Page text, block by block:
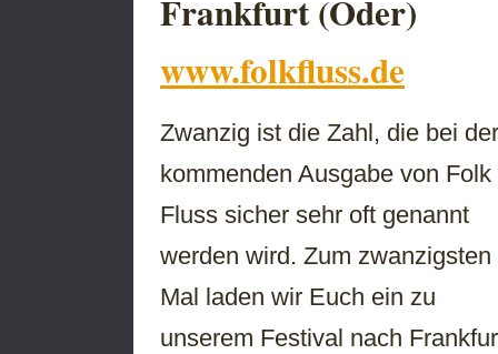
Frankfurt (Oder)
www.folkfluss.de
Zwanzig ist die Zahl, die bei der
kommenden Ausgabe von Folk
Fluss sicher sehr oft genannt
werden wird. Zum zwanzigsten
Mal laden wir Euch ein zu
unserem Festival nach